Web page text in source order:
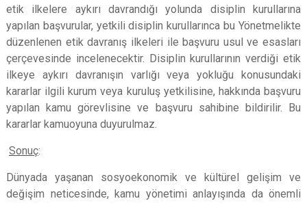
etik ilkelere aykırı davrandığı yolunda disiplin kurullarına
yapılan başvurular, yetkili disiplin kurullarınca bu Yönetmelikte
düzenlenen etik davranış ilkeleri ile başvuru usul ve esasları
çerçevesinde incelenecektir. Disiplin kurullarının verdiği etik
ilkeye aykırı davranışın varlığı veya yokluğu konusundaki
kararlar ilgili kurum veya kuruluş yetkilisine, hakkında başvuru
yapılan kamu görevlisine ve başvuru sahibine bildirilir. Bu
kararlar kamuoyuna duyurulmaz.
Sonuç:
Dünyada yaşanan sosyoekonomik ve kültürel gelişim ve
değişim neticesinde, kamu yönetimi anlayışında da önemli